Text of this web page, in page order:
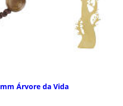
Árvore da Vida